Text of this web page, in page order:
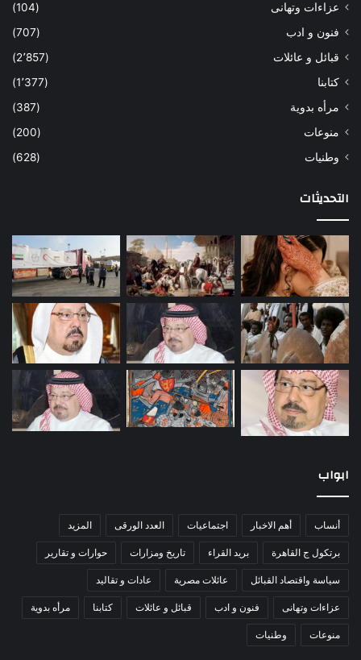
عزاءات وتهانى
(104)
فنون و ادب
(707)
قبائل و عائلات
(2٬857)
كتابنا
(1٬377)
مرأه بدوية
(387)
منوعات
(200)
وطنيات
(628)
التحديثات
ابواب
أنساب أهم الاخبار اجتماعيات العدد الورقى المزيد
برتكول ج القاهرة بريد القراء تاريخ ومزارات حوارات و تقارير
سياسة واقتصاد القبائل عائلات مصرية عادات و تقاليد
عزاءات وتهانى فنون و ادب قبائل و عائلات كتابنا مرأه بدوية
منوعات وطنيات